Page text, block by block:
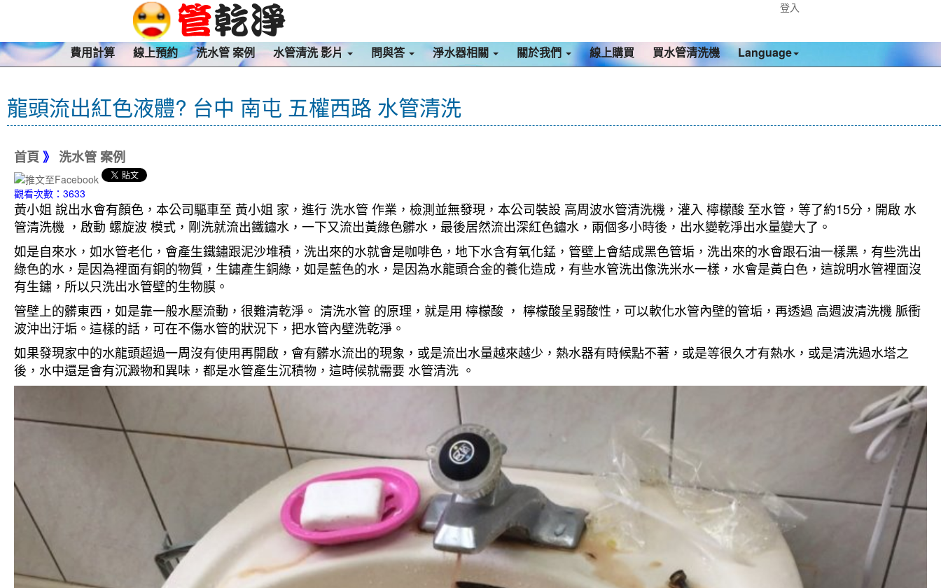
登入
費用計算 線上預約 洗水管 案例 水管清洗 影片 問與答 淨水器相關 關於我們 線上購買 買水管清洗機 Language
龍頭流出紅色液體? 台中 南屯 五權西路 水管清洗
首頁 》 洗水管 案例
觀看次數：3633
黃小姐 說出水會有顏色，本公司驅車至 黃小姐 家，進行 洗水管 作業，檢測並無發現，本公司裝設 高周波水管清洗機，灌入 檸檬酸 至水管，等了約15分，開啟 水
管清洗機 ，啟動 螺旋波 模式，剛洗就流出鐵鏽水，一下又流出黃綠色髒水，最後居然流出深紅色鏽水，兩個多小時後，出水變乾淨出水量變大了。
如是自來水，如水管老化，會產生鐵鏽跟泥沙堆積，洗出來的水就會是咖啡色，地下水含有氧化錳，管壁上會結成黑色管垢，洗出來的水會跟石油一樣黑，有些洗出
綠色的水，是因為裡面有銅的物質，生鏽產生銅綠，如是藍色的水，是因為水龍頭合金的養化造成，有些水管洗出像洗米水一樣，水會是黃白色，這說明水管裡面沒
有生鏽，所以只洗出水管壁的生物膜。
管壁上的髒東西，如是靠一般水壓流動，很難清乾淨。 清洗水管 的原理，就是用 檸檬酸 ， 檸檬酸呈弱酸性，可以軟化水管內壁的管垢，再透過 高週波清洗機 脈衝
波沖出汙垢。這樣的話，可在不傷水管的狀況下，把水管內壁洗乾淨。
如果發現家中的水龍頭超過一周沒有使用再開啟，會有髒水流出的現象，或是流出水量越來越少，熱水器有時候點不著，或是等很久才有熱水，或是清洗過水塔之
後，水中還是會有沉澱物和異味，都是水管產生沉積物，這時候就需要 水管清洗 。